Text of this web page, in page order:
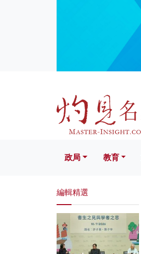
文化
政局 教育
編輯精選